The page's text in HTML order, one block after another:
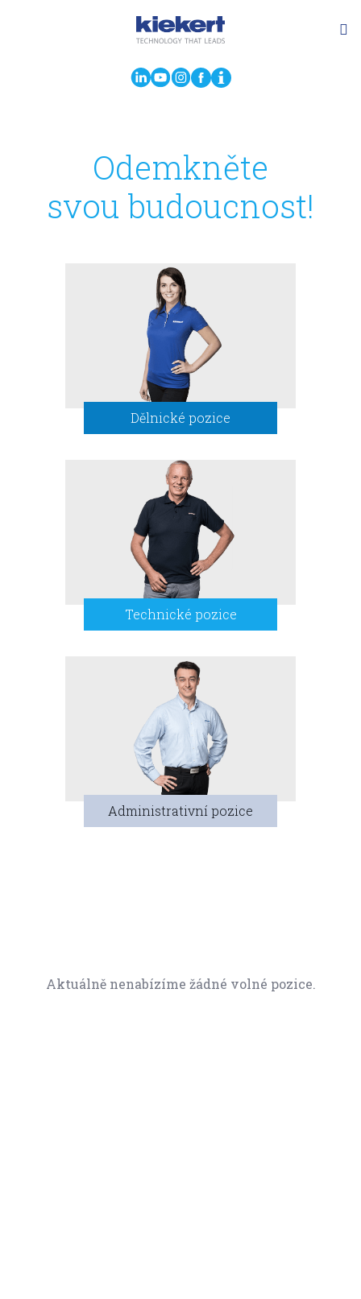
Odemkněte
svou budoucnost!
Dělnické pozice
Technické pozice
Administrativní pozice
Aktuálně nenabízíme žádné volné pozice.